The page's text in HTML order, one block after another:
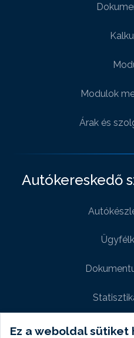
Ez a weboldal sütiket
Modulok
Árak és
Autókereskedő